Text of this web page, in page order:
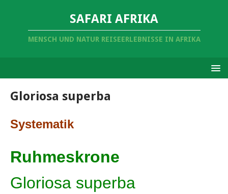
SAFARI AFRIKA
MENSCH UND NATUR REISEERLEBNISSE IN AFRIKA
Gloriosa superba
Systematik
Ruhmeskrone
Gloriosa superba